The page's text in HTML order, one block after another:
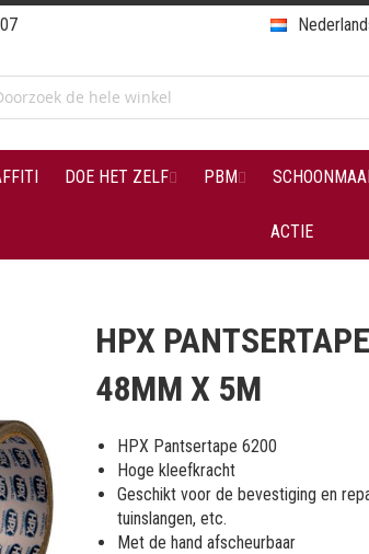
DOE HET ZELF PBM
ACTIE
HPX
48MM X 5M
HPX Pantsertape 6200
Hoge kleefkracht
Geschikt voor de bevestiging en
tuinslangen, etc.
Met de hand afscheurbaar